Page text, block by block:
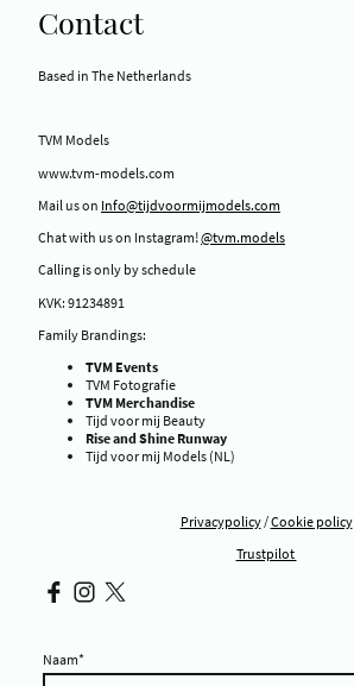
Contact
Based in The Netherlands
TVM Models
www.tvm-models.com
Mail us on Info@tijdvoormijmodels.com
Chat with us on Instagram!@tvm.models
Calling is only by schedule
KVK: 91234891
Family Brandings:
TVM Events
TVM Fotografie
TVM Merchandise
Tijd voor mij Beauty
Rise and Shine Runway
Tijd voor mij Models (NL)
Privacypolicy/Cookie policy
Trustpilot
Naam*